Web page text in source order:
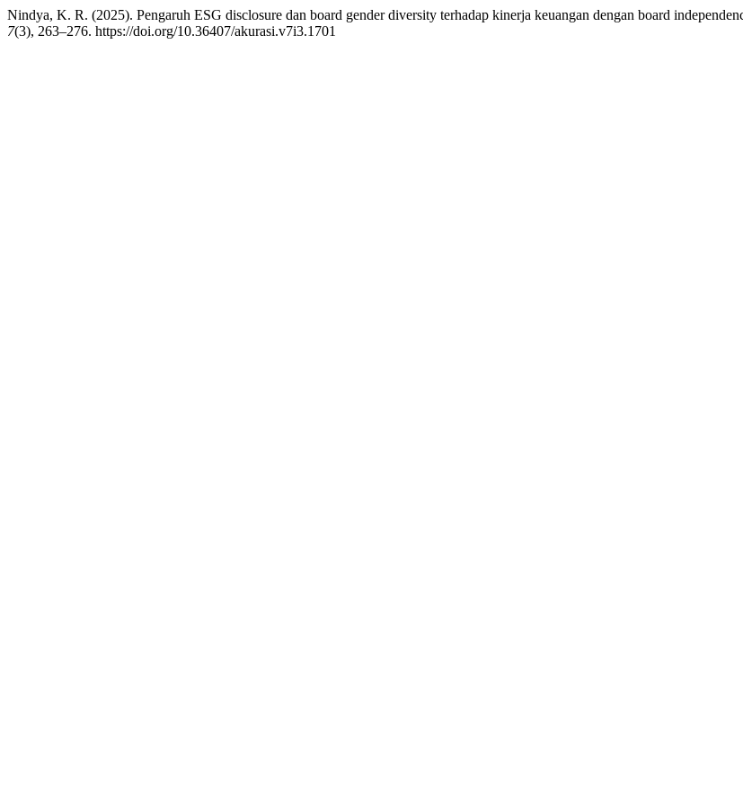
Nindya, K. R. (2025). Pengaruh ESG disclosure dan board gender diversity terhadap kinerja keuangan dengan board
7(3), 263–276. https://doi.org/10.36407/akurasi.v7i3.1701